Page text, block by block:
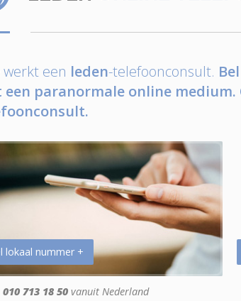
werkt een leden-telefoonconsult.
een paranormale online
lokaal nummer +
010 713 18 50 vanuit Nederland